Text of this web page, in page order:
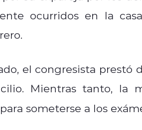
ocurridos en la
el congresista prestó
Mientras tanto, la
para someterse a los